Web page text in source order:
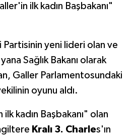
ilk kadın Başbakanı"
Partisinin yeni lideri olan ve
Sağlık Bakanı olarak
Galler Parlamentosundaki
oyunu aldı.
kadın Başbakanı" olan
Kralı 3. Charles'ın